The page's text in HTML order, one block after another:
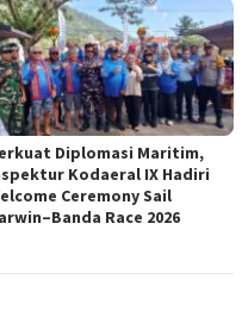
Diplomasi Maritim,
Kodaeral IX Hadiri
Ceremony Sail
Race 2026